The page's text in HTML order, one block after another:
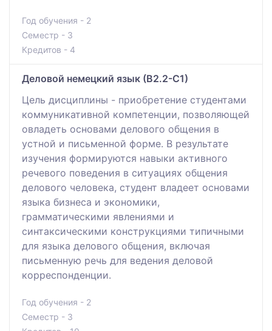
Год обучения - 2
Семестр - 3
Кредитов - 4
Деловой немецкий язык (В2.2-С1)
Цель дисциплины - приобретение студентами
коммуникативной компетенции, позволяющей
овладеть основами делового общения в
устной и письменной форме. В результате
изучения формируются навыки активного
речевого поведения в ситуациях общения
делового человека, студент владеет основами
языка бизнеса и экономики,
грамматическими явлениями и
синтаксическими конструкциями типичными
для языка делового общения, включая
письменную речь для ведения деловой
корреспонденции.
Год обучения - 2
Семестр - 3